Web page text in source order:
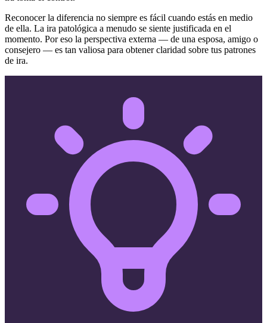
Reconocer la diferencia no siempre es fácil cuando estás en medio
de ella. La ira patológica a menudo se siente justificada en el
momento. Por eso la perspectiva externa — de una esposa, amigo o
consejero — es tan valiosa para obtener claridad sobre tus patrones
de ira.